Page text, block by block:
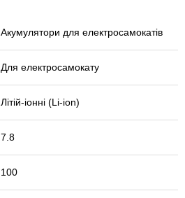
Акумулятори для електросамокатів
Для електросамокату
Літій-іонні (Li-ion)
7.8
100